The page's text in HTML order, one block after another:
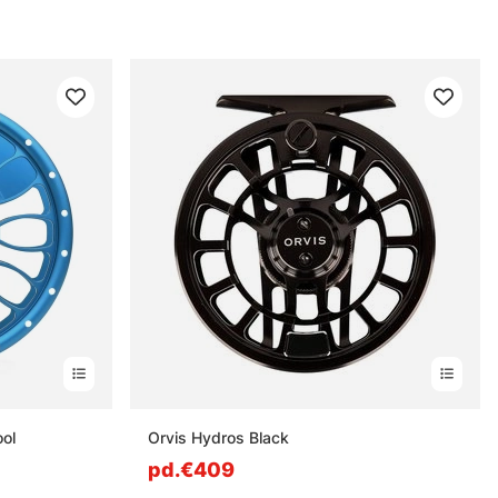
Orvis Hydros Black
pd.€409